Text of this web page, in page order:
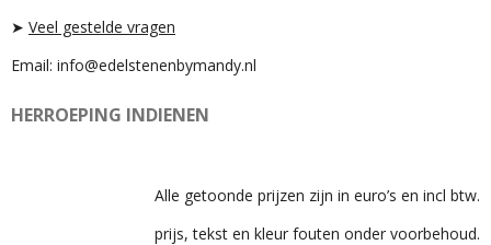
➤ Veel gestelde vragen
Email: info@edelstenenbymandy.nl
HERROEPING INDIENEN
Alle getoonde prijzen zijn in euro’s en incl btw.
prijs, tekst en kleur fouten onder voorbehoud.